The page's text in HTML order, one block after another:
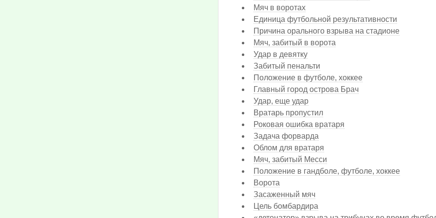
Мяч в воротах
Единица футбольной результативности
Причина орального взрыва на стадионе
Мяч, забитый в ворота
Удар в девятку
Забитый пенальти
Положение в футболе, хоккее
Главный город острова Брач
Удар, еще удар
Вратарь пропустил
Роковая ошибка вратаря
Задача форварда
Облом для вратаря
Мяч, забитый Месси
Положение в гандболе, футболе, хоккее
Ворота
Засаженный мяч
Цель бомбардира